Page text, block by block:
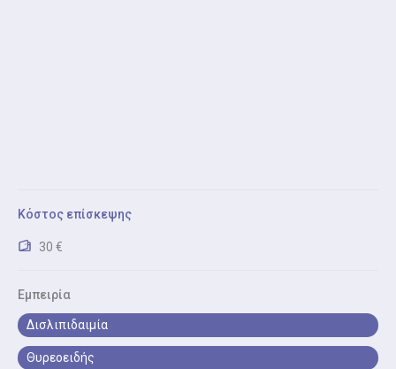
Κόστος επίσκεψης
30 €
Εμπειρία
Δισλιπιδαιμία
Θυρεοειδής